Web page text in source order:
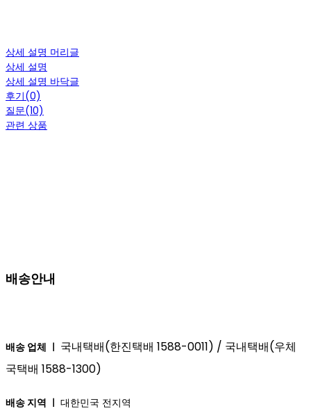
상세 설명 머리글
상세 설명
상세 설명 바닥글
후기(0)
질문(10)
관련 상품
배송안내
배송 업체 ㅣ 국내택배(한진택배 1588-0011) / 국내택배(우체
국택배 1588-1300)
배송 지역 ㅣ 대한민국 전지역